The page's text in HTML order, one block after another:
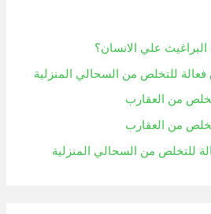
علي الانسان؟
من العقارب
من العقارب